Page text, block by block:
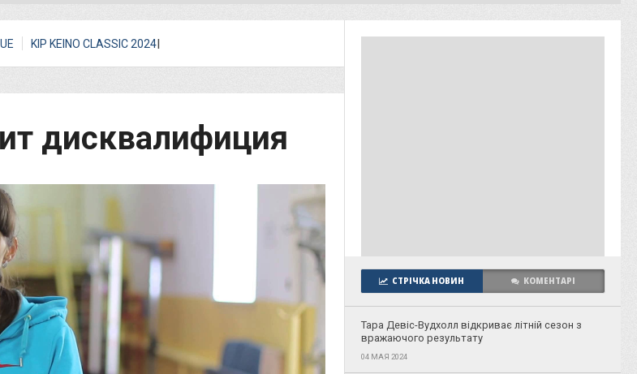
I
KIP KEINO CLASSIC 2024
дисквалифиция
СТРІЧКА НОВИН КОМЕНТАРІ
Тара Девіс-Вудхолл відкриває літній сезон з
вражаючого результату
04 МАЯ 2024